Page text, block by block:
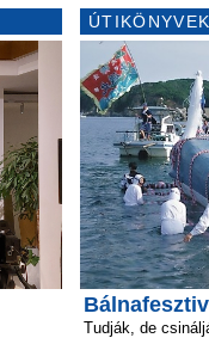
Tudják, de